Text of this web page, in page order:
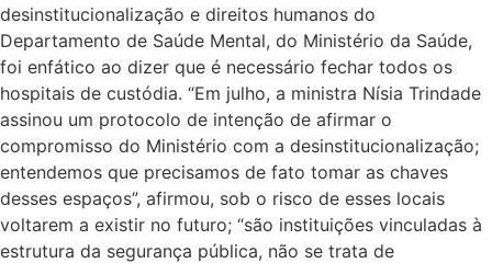
desinstitucionalização e direitos humanos do
Departamento de Saúde Mental, do Ministério da Saúde,
foi enfático ao dizer que é necessário fechar todos os
hospitais de custódia. “Em julho, a ministra Nísia Trindade
assinou um protocolo de intenção de afirmar o
compromisso do Ministério com a desinstitucionalização;
entendemos que precisamos de fato tomar as chaves
desses espaços”, afirmou, sob o risco de esses locais
voltarem a existir no futuro; “são instituições vinculadas à
estrutura da segurança pública, não se trata de